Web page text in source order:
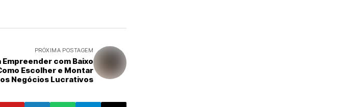
PRÓXIMA POSTAGEM
com Baixo
Escolher e Montar
Negócios Lucrativos